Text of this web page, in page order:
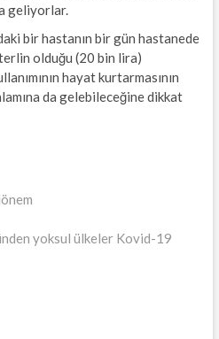
geliyorlar.
bir hastanın bir gün hastanede
olduğu (20 bin lira)
hayat kurtarmasının
da gelebileceğine dikkat
yoksul ülkeler Kovid-19